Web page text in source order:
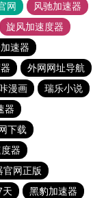
网
风驰加速器
旋风加速度器
速器
外网网址导航
漫画
瑞乐小说
器
下载
器
官网正版
天
黑豹加速器